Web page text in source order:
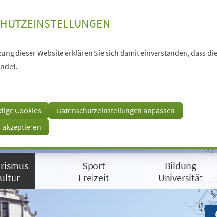
dieser Website erklären Sie sich damit einverstanden, dass
Cookies
Datenschutzeinstellungen anpassen
akzeptieren
Sport
Freizeit
Bildung
Universität